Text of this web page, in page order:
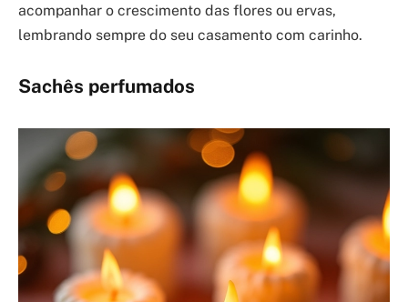
acompanhar o crescimento das flores ou ervas,
lembrando sempre do seu casamento com carinho.
Sachês perfumados